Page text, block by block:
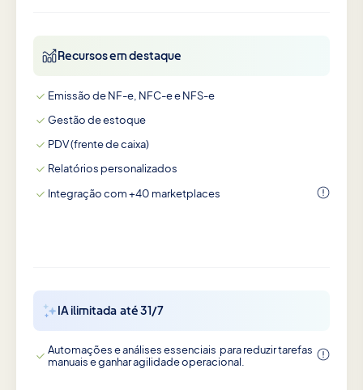
Recursos em destaque
Emissão de NF-e, NFC-e e NFS-e
Gestão de estoque
PDV (frente de caixa)
Relatórios personalizados
Integração com +40 marketplaces
IA ilimitada até 31/7
Automações e análises essenciais para reduzir tarefas
manuais e ganhar agilidade operacional.